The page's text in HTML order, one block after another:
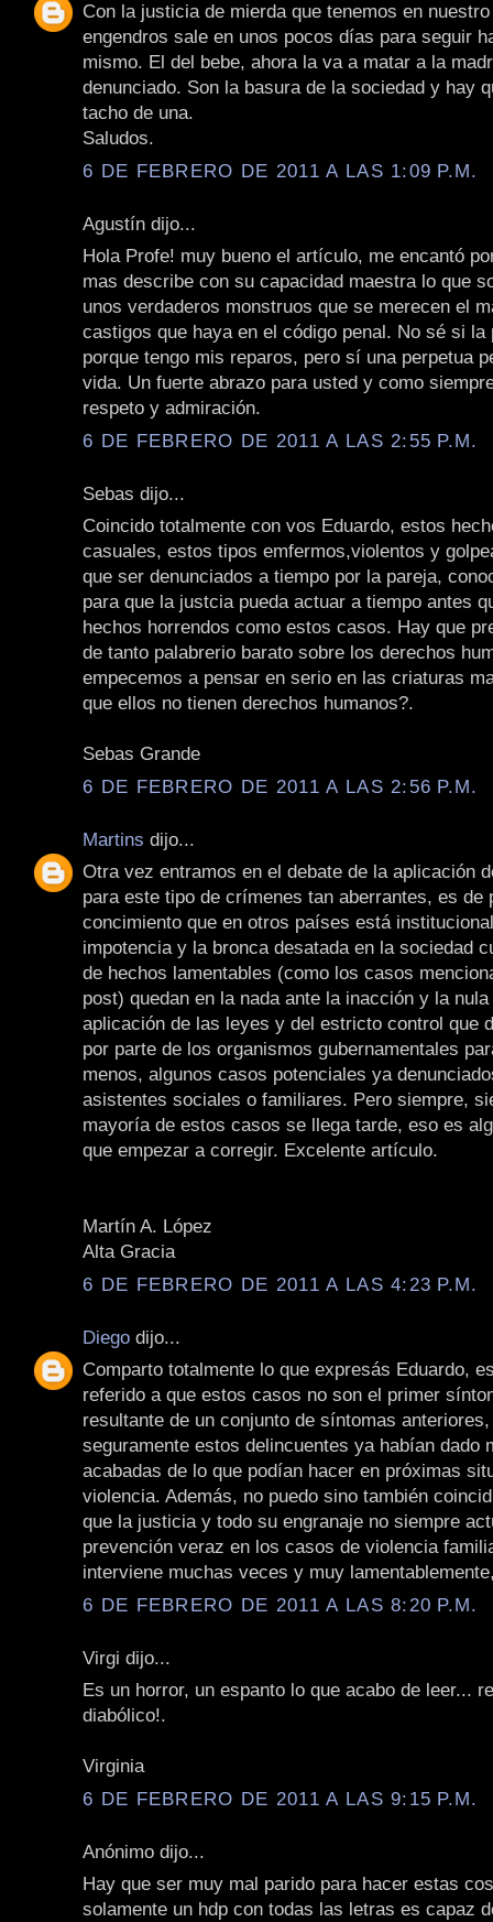
Con la justicia de mierda que tenemos en
engendros sale en unos pocos días para seguir
mismo. El del bebe, ahora la va a matar a la
denunciado. Son la basura de la sociedad y hay
tacho de una.
Saludos.
6 DE FEBRERO DE 2011 A LAS 1:09 P.M.
Agustín dijo...
Hola Profe! muy bueno el artículo, me encantó
mas describe con su capacidad maestra lo que
unos verdaderos monstruos que se merecen el
castigos que haya en el código penal. No sé si la
porque tengo mis reparos, pero sí una perpetua
vida. Un fuerte abrazo para usted y como
respeto y admiración.
6 DE FEBRERO DE 2011 A LAS 2:55 P.M.
Sebas dijo...
Coincido totalmente con vos Eduardo, estos
casuales, estos tipos emfermos,violentos y
que ser denunciados a tiempo por la pareja,
para que la justcia pueda actuar a tiempo antes
hechos horrendos como estos casos. Hay que
de tanto palabrerio barato sobre los derechos
empecemos a pensar en serio en las criaturas
que ellos no tienen derechos humanos?.
Sebas Grande
6 DE FEBRERO DE 2011 A LAS 2:56 P.M.
Martins dijo...
Otra vez entramos en el debate de la aplicación
para este tipo de crímenes tan aberrantes, es de
concimiento que en otros países está
impotencia y la bronca desatada en la sociedad
de hechos lamentables (como los casos
post) quedan en la nada ante la inacción y la
aplicación de las leyes y del estricto control que
por parte de los organismos gubernamentales
menos, algunos casos potenciales ya
asistentes sociales o familiares. Pero siempre,
mayoría de estos casos se llega tarde, eso es
que empezar a corregir. Excelente artículo.
Martín A. López
Alta Gracia
6 DE FEBRERO DE 2011 A LAS 4:23 P.M.
Diego dijo...
Comparto totalmente lo que expresás Eduardo,
referido a que estos casos no son el primer
resultante de un conjunto de síntomas
seguramente estos delincuentes ya habían dado
acabadas de lo que podían hacer en próximas
violencia. Además, no puedo sino también
que la justicia y todo su engranaje no siempre
prevención veraz en los casos de violencia
interviene muchas veces y muy
6 DE FEBRERO DE 2011 A LAS 8:20 P.M.
Virgi dijo...
Es un horror, un espanto lo que acabo de leer...
diabólico!.
Virginia
6 DE FEBRERO DE 2011 A LAS 9:15 P.M.
Anónimo dijo...
Hay que ser muy mal parido para hacer estas
solamente un hdp con todas las letras es capaz